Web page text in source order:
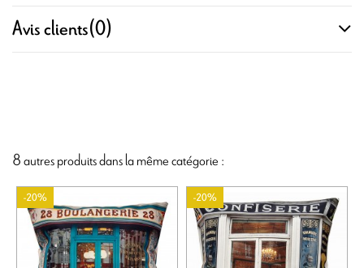
Avis clients(0)
8 autres produits dans la même catégorie :
-20% -20%